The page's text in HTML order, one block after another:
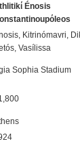
Énosis
Kitrinómavri,
Vasílissa
Sophia Stadium